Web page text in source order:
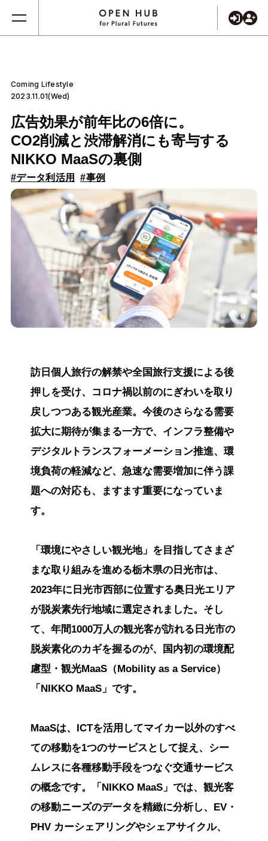
Coming Lifestyle
2023.11.01(Wed)
広告効果が前年比の6倍に。
CO2削減と渋滞解消にも寄与する
NIKKO MaaSの裏側
#データ利活用 #事例
訪日個人旅行の解禁や全国旅行支援による後
押しを受け、コロナ禍以前のにぎわいを取り
戻しつつある観光産業。今後のさらなる需要
拡大に期待が集まる一方で、インフラ整備や
デジタルトランスフォーメーション推進、環
境負荷の軽減など、急速な需要増加に伴う課
題への対応も、ますます重要になっていま
す。
「環境にやさしい観光地」を目指してさまざ
まな取り組みを進める栃木県の日光市は、
2023年に日光市西部に位置する奥日光エリア
が脱炭素先行地域に選定されました。そし
て、年間1000万人の観光客が訪れる日光市の
脱炭素化のカギを握るのが、国内初の環境配
慮型・観光MaaS（Mobility as a Service）
「NIKKO MaaS」です。
MaaSは、ICTを活用してマイカー以外のすべ
ての移動を1つのサービスとして捉え、シー
ムレスに各種移動手段をつなぐ交通サービス
の概念です。「NIKKO MaaS」では、観光客
の移動ニーズのデータを精緻に分析し、EV・
PHV カーシェアリングやシェアサイクル、